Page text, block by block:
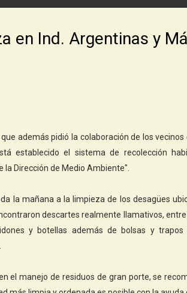
en Ind. Argentinas y
además pidió la colaboración de los
establecido el sistema de recolección
Dirección de Medio Ambiente".
la mañana a la limpieza de los desagües
descartes realmente llamativos,
y botellas además de bolsas y trapos
el manejo de residuos de gran porte, se